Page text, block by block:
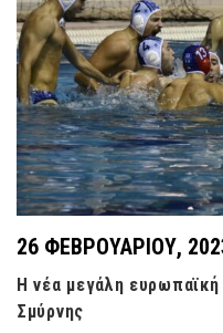
26 ΦΕΒΡΟΥΑΡΊΟΥ,
Η νέα μεγάλη
Σμύρνης